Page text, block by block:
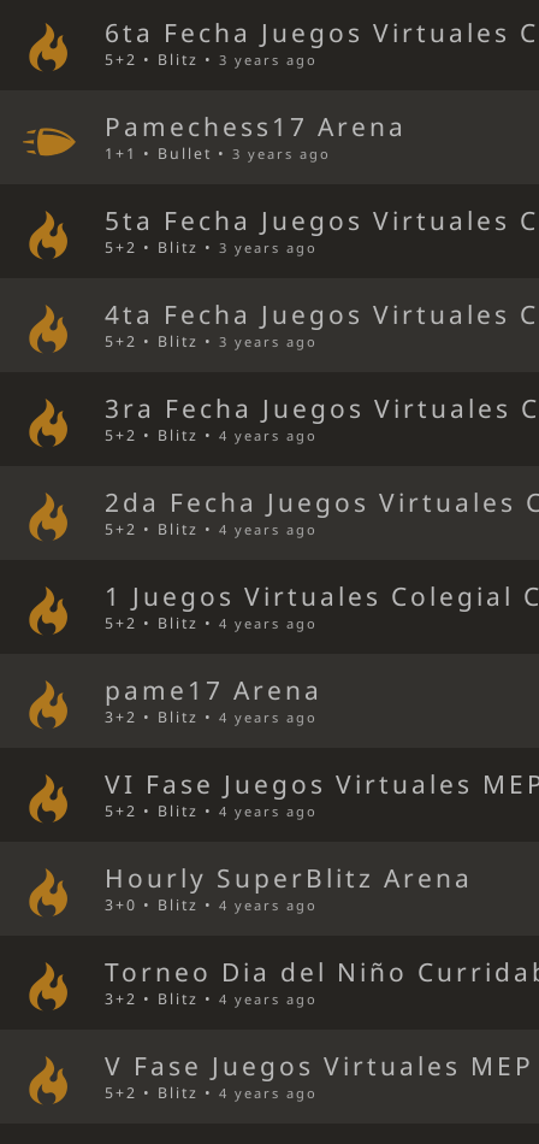
6ta Fecha Juegos Virtuales
5+2 • Blitz •3 years ago
Pamechess17 Arena
1+1 • Bullet •3 years ago
5ta Fecha Juegos Virtuales
5+2 • Blitz •3 years ago
4ta Fecha Juegos Virtuales
5+2 • Blitz •3 years ago
3ra Fecha Juegos Virtuales
5+2 • Blitz •4 years ago
2da Fecha Juegos Virtuales
5+2 • Blitz •4 years ago
1 Juegos Virtuales Colegial
5+2 • Blitz •4 years ago
pame17 Arena
3+2 • Blitz •4 years ago
VI Fase Juegos Virtuales
5+2 • Blitz •4 years ago
Hourly SuperBlitz Arena
3+0 • Blitz •4 years ago
Torneo Dia del Niño
3+2 • Blitz •4 years ago
V Fase Juegos Virtuales
5+2 • Blitz •4 years ago